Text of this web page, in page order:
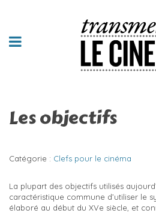
Les objectifs
Catégorie : Clefs pour le cinéma
La plupart des objectifs utilisés
caractéristique commune d’utiliser le
élaboré au début du XVe siècle, et